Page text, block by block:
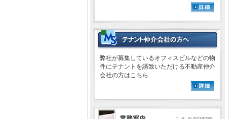
弊社が募集しているオフィスビルなどの物
件にテナントを誘致いただける不動産仲介
会社の方はこちら